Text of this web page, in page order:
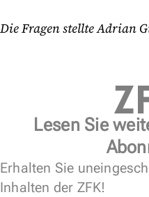
Die Fragen stellte Adrian
Lesen Sie
Erhalten Sie
Inhalten der ZFK!